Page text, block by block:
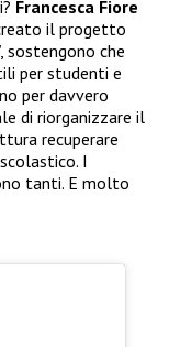
Francesca Fiore
il progetto
sostengono che
per studenti e
per davvero
di riorganizzare il
recuperare
I
tanti. E molto